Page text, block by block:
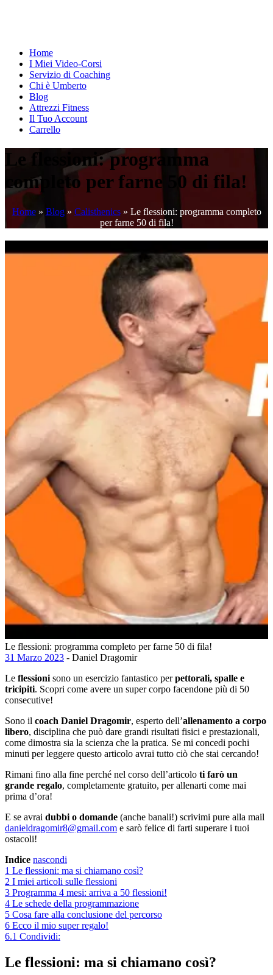
Home
I Miei Video-Corsi
Servizio di Coaching
Chi è Umberto
Blog
Attrezzi Fitness
Il Tuo Account
Carrello
Le flessioni: programma
completo per farne 50 di fila!
Home» Blog» Calisthenics» Le flessioni: programma completo
per farne 50 di fila!
Le flessioni: programma completo per farne 50 di fila!
31 Marzo 2023 - Daniel Dragomir
Le flessioni sono un esercizio fantastico perpettorali, spalle e
tricipiti. Scopri come avere un super corpo facendone più di 50
consecutive!
Sono il coach Daniel Dragomir, esperto dell’allenamento a corpo
libero, disciplina che può dare grandi risultati fisici e prestazionali,
come dimostra sia la scienza che la pratica. Se mi concedi pochi
minuti per leggere questo articolo avrai tutto ciò che stai cercando!
Rimani fino alla fine perché nel corso dell’articolo ti farò un
grande regalo, completamente gratuito, per allenarti come mai
prima d’ora!
E se avrai dubbi o domande (anche banali!) scrivimi pure alla mail
danieldragomir8@gmail.com e sarò felice di farti superare i tuoi
ostacoli!
Indice nascondi
1 Le flessioni: ma si chiamano così?
2 I miei articoli sulle flessioni
3 Programma 4 mesi: arriva a 50 flessioni!
4 Le schede della programmazione
5 Cosa fare alla conclusione del percorso
6 Ecco il mio super regalo!
6.1 Condividi:
Le flessioni: ma si chiamano così?